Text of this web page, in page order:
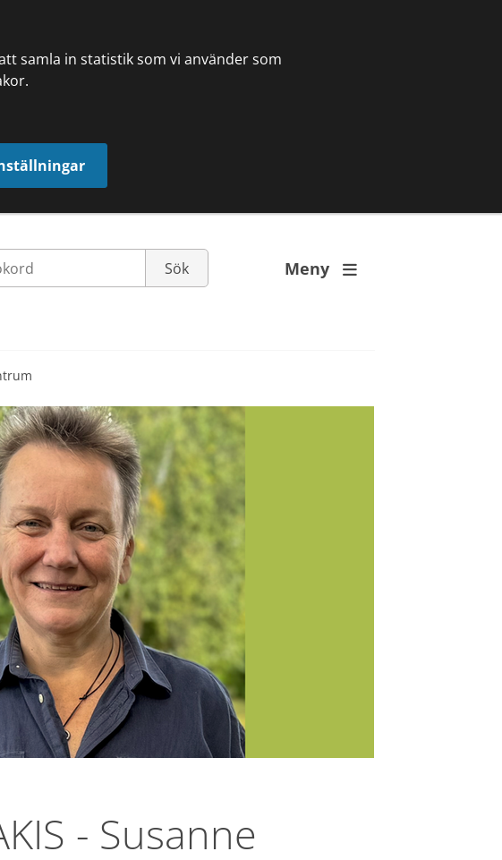
samla in statistik som vi använder som
Meny 
- Susanne